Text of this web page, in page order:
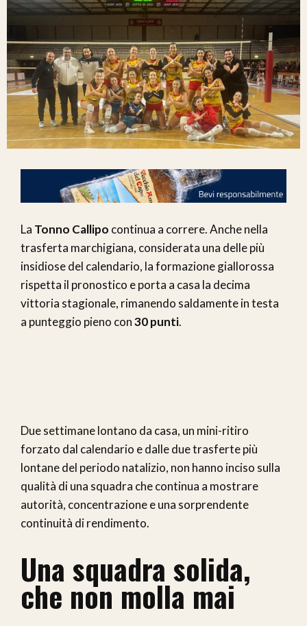
La Tonno Callipo continua a correre. Anche nella
trasferta marchigiana, considerata una delle più
insidiose del calendario, la formazione giallorossa
rispetta il pronostico e porta a casa la decima
vittoria stagionale, rimanendo saldamente in testa
a punteggio pieno con30 punti.
Due settimane lontano da casa, un mini-ritiro
forzato dal calendario e dalle due trasferte più
lontane del periodo natalizio, non hanno inciso sulla
qualità di una squadra che continua a mostrare
autorità, concentrazione e una sorprendente
continuità di rendimento.
Una squadra solida,
che non molla mai